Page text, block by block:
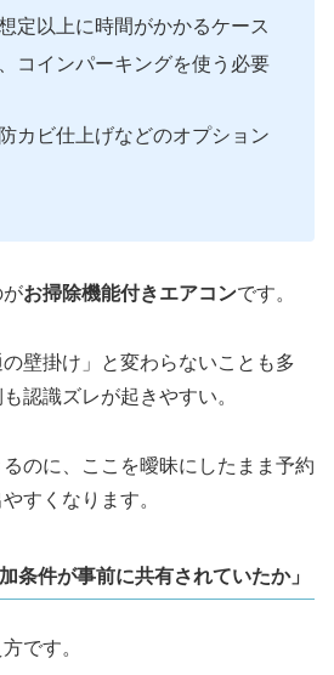
定以上に時間がかかるケース
コインパーキングを使う必要
カビ仕上げなどのオプション
がお掃除機能付きエアコンです。
壁掛け」と変わらないことも多
認識ズレが起きやすい。
のに、ここを曖昧にしたまま予約
すくなります。
条件が事前に共有されていたか」
です。